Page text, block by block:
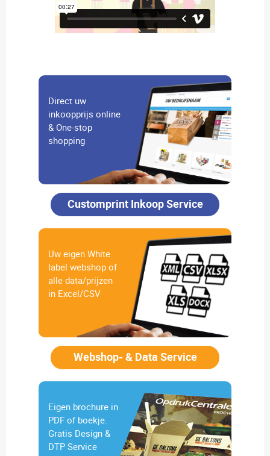
Direct uw
inkoopprijs online
& One-stop
shopping
Customprint Inkoop Service
Uw eigen White
label webshop of
alle data/prijzen
in Excel/CSV
Webshop- & Data Service
Eigen brochure in
PDF of boekje.
Gratis Design &
DTP Service